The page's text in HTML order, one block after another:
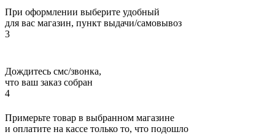
При оформлении выберите удобный
для вас магазин, пункт выдачи/самовывоз
3
Дождитесь смс/звонка,
что ваш заказ собран
4
Примерьте товар в выбранном магазине
и оплатите на кассе только то, что подошло